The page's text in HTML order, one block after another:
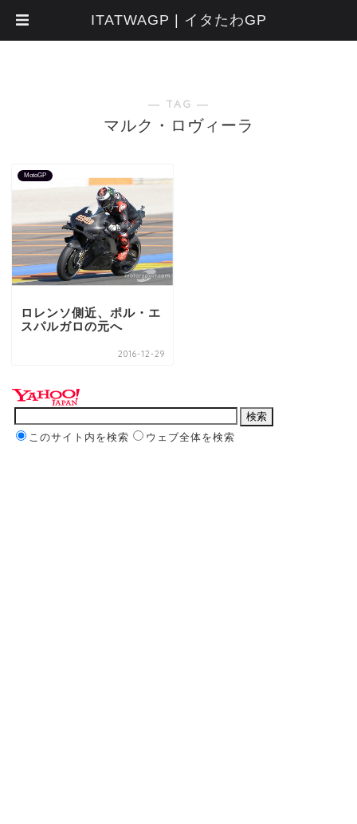
― TAG ―
マルク・ロヴィーラ
MotoGP
ロレンソ側近、ポル・エ
スパルガロの元へ
2016-12-29
このサイト内を検索 ウェブ全体を検索
ITATWAGP | イタたわGP